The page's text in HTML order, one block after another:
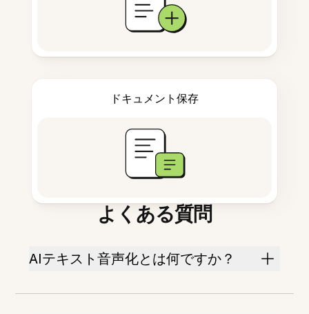
ドキュメント保存
よくある質問
AIテキスト音声化とは何ですか？